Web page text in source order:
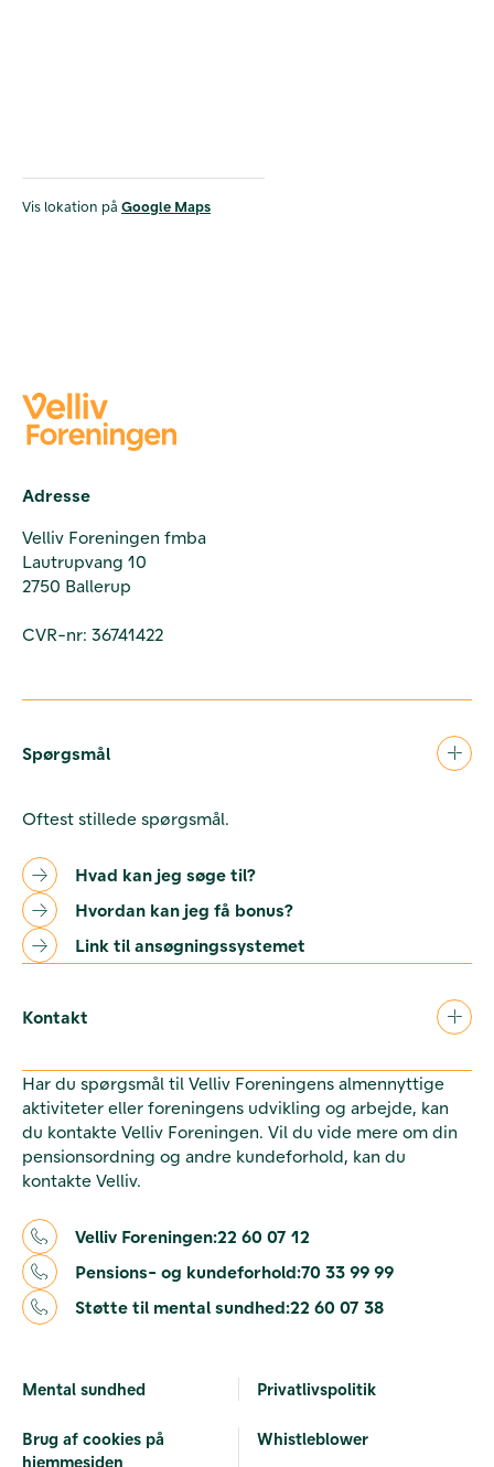
Vis lokation på Google Maps
Adresse
Velliv Foreningen fmba
Lautrupvang 10
2750 Ballerup
CVR-nr: 36741422
Spørgsmål
Oftest stillede spørgsmål.
Hvad kan jeg søge til?
Hvordan kan jeg få bonus?
Link til ansøgningssystemet
Kontakt
Har du spørgsmål til Velliv Foreningens almennyttige
aktiviteter eller foreningens udvikling og arbejde, kan
du kontakte Velliv Foreningen. Vil du vide mere om din
pensionsordning og andre kundeforhold, kan du
kontakte Velliv.
Velliv Foreningen:22 60 07 12
Pensions- og kundeforhold:70 33 99 99
Støtte til mental sundhed:22 60 07 38
Mental sundhed Privatlivspolitik
Brug af cookies på
hjemmesiden
Whistleblower